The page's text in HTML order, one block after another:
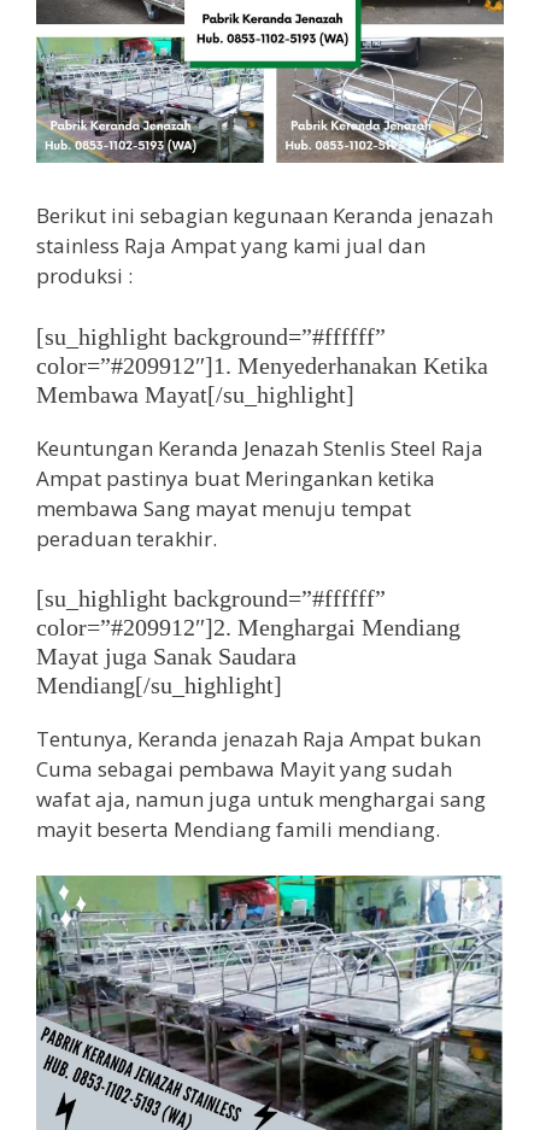
Berikut ini sebagian kegunaan Keranda jenazah
stainless Raja Ampat yang kami jual dan
produksi :
[su_highlight background=”#ffffff”
color=”#209912″]1. Menyederhanakan Ketika
Membawa Mayat[/su_highlight]
Keuntungan Keranda Jenazah Stenlis Steel Raja
Ampat pastinya buat Meringankan ketika
membawa Sang mayat menuju tempat
peraduan terakhir.
[su_highlight background=”#ffffff”
color=”#209912″]2. Menghargai Mendiang
Mayat juga Sanak Saudara
Mendiang[/su_highlight]
Tentunya, Keranda jenazah Raja Ampat bukan
Cuma sebagai pembawa Mayit yang sudah
wafat aja, namun juga untuk menghargai sang
mayit beserta Mendiang famili mendiang.